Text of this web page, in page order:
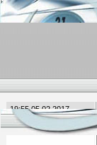
19:55 05.02.2017